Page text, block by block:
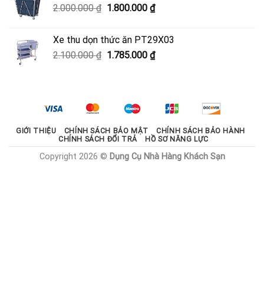
600.000 ₫.
2.000.000₫ Giá
2.000.000 ₫.
1.800.000 ₫Giá
là:
1.800.000 ₫.
Xe thu dọn thức ăn PT29X03
2.100.000₫ Giá
1.785.000 ₫Giá
1.785.000 ₫.
GIỚI THIỆU CHÍNH SÁCH BẢO MẬT
CHÍNH SÁCH BẢO HÀNH
CHÍNH SÁCH ĐỔI TRẢ
HỒ SƠ NĂNG LỰC
Copyright 2026 © Dụng Cụ Nhà Hàng Khách Sạn